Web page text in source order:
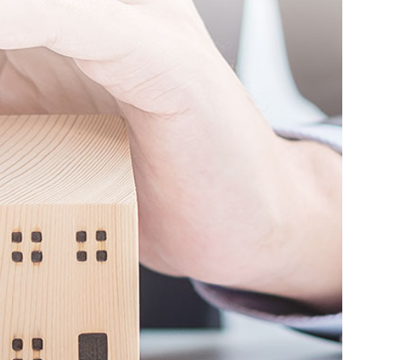
글로벌 파트너 로펌
고객의 소리
법률지식인
고객후기